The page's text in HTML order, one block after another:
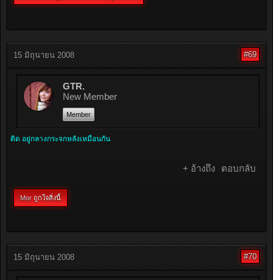
15 มิถุนายน 2008 #69
GTR.
New Member
Member
ติด อยู่กลางกระจกหลังเหมือนกัน
+ อ้างถึง ตอบกลับ
Mor ถูกใจสิ่งนี้
15 มิถุนายน 2008 #70